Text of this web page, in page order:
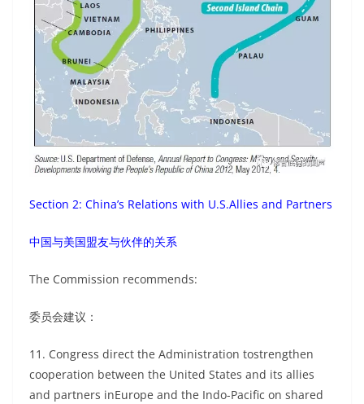
Section 2: China’s Relations with U.S.Allies and Partners
中国与美国盟友与伙伴的关系
The Commission recommends:
委员会建议：
11. Congress direct the Administration tostrengthen
cooperation between the United States and its allies
and partners inEurope and the Indo-Pacific on shared